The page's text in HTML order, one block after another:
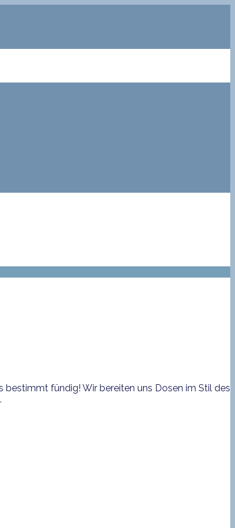
fündig! Wir bereiten uns Dosen im Stil des